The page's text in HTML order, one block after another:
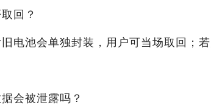
回？
电池会单独封装，用户可当场取回；
会被泄露吗？